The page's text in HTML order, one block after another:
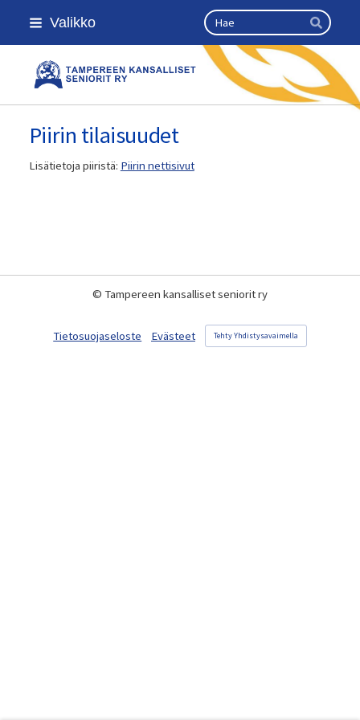
Siirry
sivun
Valikko Haku
Hae
Kansallinen senioriliitto
Piirin tilaisuudet
Lisätietoja piiristä: Piirin nettisivut
© Tampereen kansalliset seniorit ry
Tietosuojaseloste Evästeet Tehty Yhdistysavaimella